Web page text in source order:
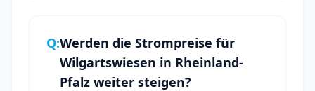
Q:Werden die Strompreise für
Wilgartswiesen in Rheinland-
Pfalz weiter steigen?